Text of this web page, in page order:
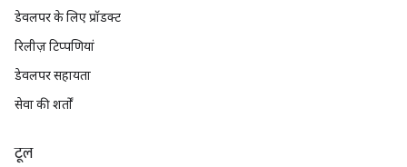
डेवलपर के लिए प्रॉडक्ट
रिलीज़ टिप्पणियां
डेवलपर सहायता
सेवा की शर्तों
टूल